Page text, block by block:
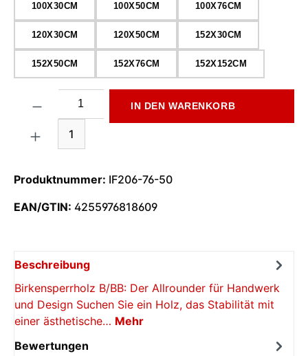
100X30CM 100X50CM 100X76CM
120X30CM 120X50CM 152X30CM
152X50CM 152X76CM 152X152CM
1
IN DEN WARENKORB
Produktnummer: IF206-76-50
EAN/GTIN: 4255976818609
Beschreibung
Birkensperrholz B/BB: Der Allrounder für Handwerk
und Design Suchen Sie ein Holz, das Stabilität mit
einer ästhetische… Mehr
Bewertungen